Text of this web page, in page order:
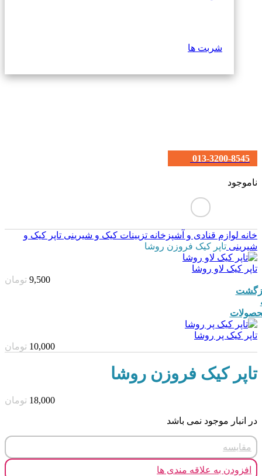
شربت ها
013-3200-8545
ناموجود
خانه لوازم قنادی و آشپزخانه تزیینات کیک و شیرینی تاپر کیک و
شیرینی تاپر کیک فروزن روشا
تاپر کیک لاو روشا
9,500 تومان
تاپر کیک پر روشا
10,000 تومان
تاپر کیک فروزن روشا
18,000 تومان
در انبار موجود نمی باشد
مقایسه
افزودن به علاقه مندی ها